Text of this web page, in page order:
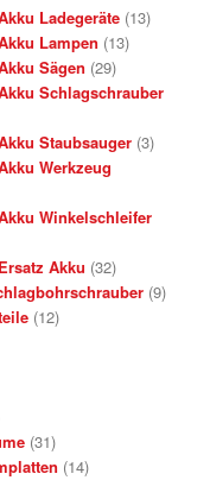
Ladegeräte (13)
Lampen (13)
Sägen (29)
Schlagschrauber
Staubsauger (3)
Werkzeug
Winkelschleifer
Akku (32)
(9)
(12)
(31)
(14)